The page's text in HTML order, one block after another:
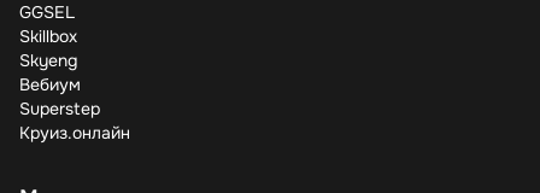
Учебная и профессиональная литература – одна из
самых затратных статей для студентов и специалистов.
Book24 предлагает специальные условия для этой
категории покупателей. В определенные периоды
(например, перед началом учебного года) магазин
GGSEL
Skillbox
Skyeng
Вебиум
Superstep
Круиз.онлайн